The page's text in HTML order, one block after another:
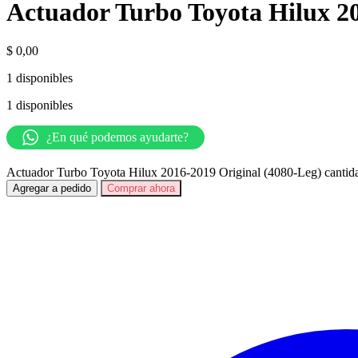
Actuador Turbo Toyota Hilux
$ 0,00
1 disponibles
1 disponibles
¿En qué podemos ayudarte?
Actuador Turbo Toyota Hilux 2016-2019 Original (4080-Leg)
Agregar a pedido Comprar ahora